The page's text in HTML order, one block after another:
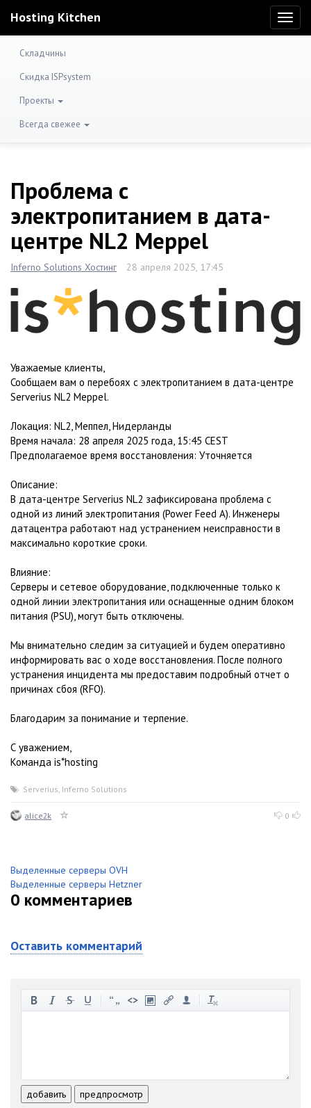
Hosting Kitchen
Складчины
Скидка ISPsystem
Проекты
Всегда свежее
Проблема с
электропитанием в дата-
центре NL2 Meppel
Inferno Solutions Хостинг 28 апреля 2025, 17:45
Уважаемые клиенты,
Сообщаем вам о перебоях с электропитанием в дата-центре
Serverius NL2 Meppel.
Локация: NL2, Меппел, Нидерланды
Время начала: 28 апреля 2025 года, 15:45 CEST
Предполагаемое время восстановления: Уточняется
Описание:
В дата-центре Serverius NL2 зафиксирована проблема с
одной из линий электропитания (Power Feed A). Инженеры
датацентра работают над устранением неисправности в
максимально короткие сроки.
Влияние:
Серверы и сетевое оборудование, подключенные только к
одной линии электропитания или оснащенные одним блоком
питания (PSU), могут быть отключены.
Мы внимательно следим за ситуацией и будем оперативно
информировать вас о ходе восстановления. После полного
устранения инцидента мы предоставим подробный отчет о
причинах сбоя (RFO).
Благодарим за понимание и терпение.
С уважением,
Команда is*hosting
Serverius Inferno Solutions
alice2k 0
Выделенные серверы OVH
Выделенные серверы Hetzner
0 комментариев
Оставить комментарий
-
-
-
добавить предпросмотр